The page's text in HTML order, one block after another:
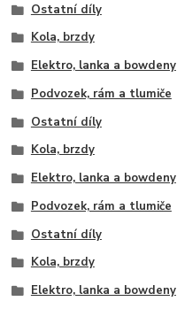
Ostatní díly
Kola, brzdy
Elektro, lanka a bowdeny
Podvozek, rám a tlumiče
Ostatní díly
Kola, brzdy
Elektro, lanka a bowdeny
Podvozek, rám a tlumiče
Ostatní díly
Kola, brzdy
Elektro, lanka a bowdeny